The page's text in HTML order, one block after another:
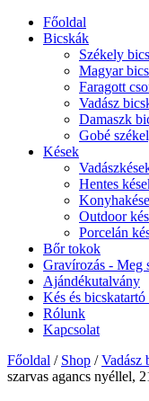
Főoldal
Bicskák
Székely
Magyar
Faragott
Vadász
Damaszk
Gobé
Kések
Hentes
Outdoor
Porcelán
Bőr tokok
Gravírozás - Meg
Ajándékutalvány
Kés és
Rólunk
Kapcsolat
Főoldal / Shop /Vadász
szarvas agancs nyéllel,